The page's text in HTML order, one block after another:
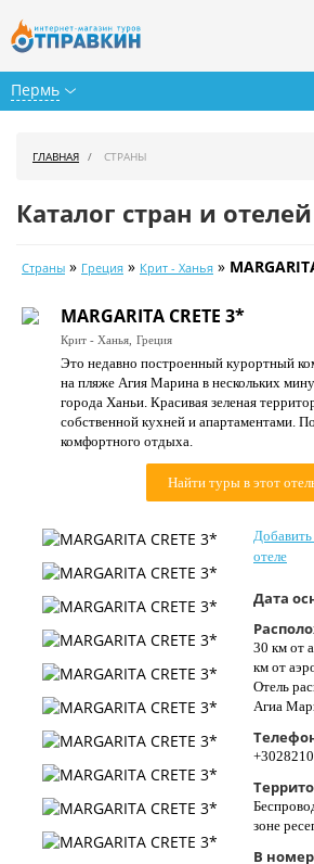
Пермь
Календарь туров
Цены дня
Страны
Как купить
ГЛАВНАЯ СТРАНЫ
Каталог стран и отелей
Страны » Греция » Крит - Ханья »
MARGARITA CRETE 3*
Крит - Ханья, Греция
Это недавно построенный курортный
на пляже Агия Марина в нескольких
города Ханьи. Красивая зеленая
собственной кухней и апартаментами.
комфортного отдыха.
Найти туры в этот
отеле
Дата
30 км от
км от
Отель
Агиа
зоне
В